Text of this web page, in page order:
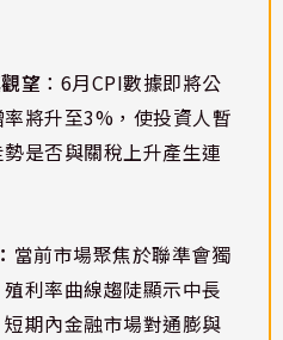
望 ：6月CPI數據即將公
將升至3%，使投資人暫
是否與關稅上升產生連
當前市場聚焦於聯準會獨
利率曲線趨陡顯示中長
期內金融市場對通膨與